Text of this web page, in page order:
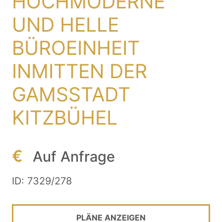
UND HELLE
BÜROEINHEIT
INMITTEN DER
GAMSSTADT
KITZBÜHEL
€ Auf Anfrage
ID: 7329/278
PLÄNE ANZEIGEN